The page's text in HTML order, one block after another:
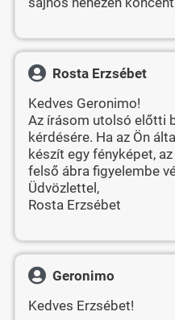
Rosta Erzsébet
Kedves Geronimo!
Az írásom utolsó előtti
kérdésére. Ha az Ön
készít egy fényképet,
felső ábra figyelembe
Üdvözlettel,
Rosta Erzsébet
Geronimo
Kedves Erzsébet!